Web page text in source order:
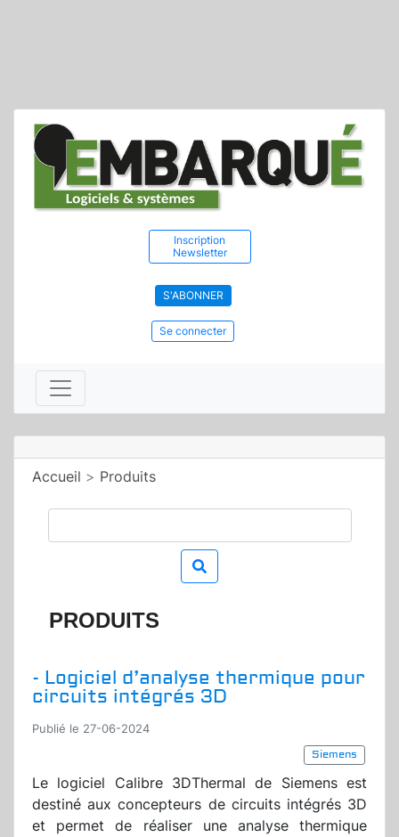
Inscription
Newsletter
S'ABONNER
Se connecter
Accueil > Produits
PRODUITS
- Logiciel d’analyse thermique pour
circuits intégrés 3D
Publié le 27-06-2024
Siemens
Le logiciel Calibre 3DThermal de Siemens est
destiné aux concepteurs de circuits intégrés 3D
et permet de réaliser une analyse thermique